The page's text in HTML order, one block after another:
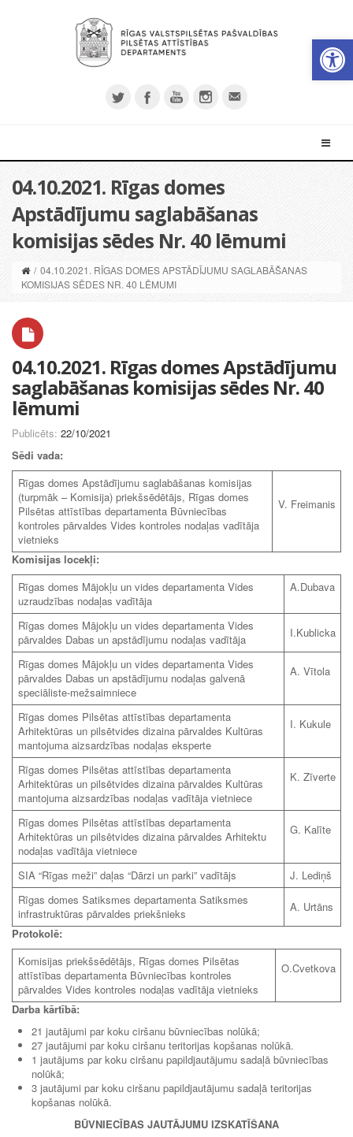
04.10.2021. Rīgas domes
Apstādījumu saglabāšanas
komisijas sēdes Nr. 40 lēmumi
/ 04.10.2021. RĪGAS DOMES APSTĀDĪJUMU SAGLABĀŠANAS
KOMISIJAS SĒDES NR. 40 LĒMUMI
04.10.2021. Rīgas domes Apstādījumu
saglabāšanas komisijas sēdes Nr. 40
lēmumi
Publicēts: 22/10/2021
Sēdi vada:
Rīgas domes Apstādījumu saglabāšanas komisijas
(turpmāk – Komisija) priekšsēdētājs, Rīgas domes
Pilsētas attīstības departamenta Būvniecības
kontroles pārvaldes Vides kontroles nodaļas vadītāja
vietnieks
V. Freimanis
Komisijas locekļi:
Rīgas domes Mājokļu un vides departamenta Vides
uzraudzības nodaļas vadītāja
A.Dubava
Rīgas domes Mājokļu un vides departamenta Vides
pārvaldes Dabas un apstādījumu nodaļas vadītāja
I.Kublicka
Rīgas domes Mājokļu un vides departamenta Vides
pārvaldes Dabas un apstādījumu nodaļas galvenā
speciāliste-mežsaimniece
A. Vītola
Rīgas domes Pilsētas attīstības departamenta
Arhitektūras un pilsētvides dizaina pārvaldes Kultūras
mantojuma aizsardzības nodaļas eksperte
I. Kukule
Rīgas domes Pilsētas attīstības departamenta
Arhitektūras un pilsētvides dizaina pārvaldes Kultūras
mantojuma aizsardzības nodaļas vadītāja vietniece
K. Zīverte
Rīgas domes Pilsētas attīstības departamenta
Arhitektūras un pilsētvides dizaina pārvaldes Arhitektu
nodaļas vadītāja vietniece
G. Kalīte
SIA “Rīgas meži” daļas “Dārzi un parki” vadītājs
J. Lediņš
Rīgas domes Satiksmes departamenta Satiksmes
infrastruktūras pārvaldes priekšnieks
A. Urtāns
Protokolē:
Komisijas priekšsēdētājs, Rīgas domes Pilsētas
attīstības departamenta Būvniecības kontroles
pārvaldes Vides kontroles nodaļas vadītāja vietnieks
O.Cvetkova
Darba kārtībā:
21 jautājumi par koku ciršanu būvniecības nolūkā;
27 jautājumi par koku ciršanu teritorijas kopšanas nolūkā.
1 jautājums par koku ciršanu papildjautājumu sadaļā būvniecības
nolūkā;
3 jautājumi par koku ciršanu papildjautājumu sadaļā teritorijas
kopšanas nolūkā.
BŪVNIECĪBAS JAUTĀJUMU IZSKATĪŠANA